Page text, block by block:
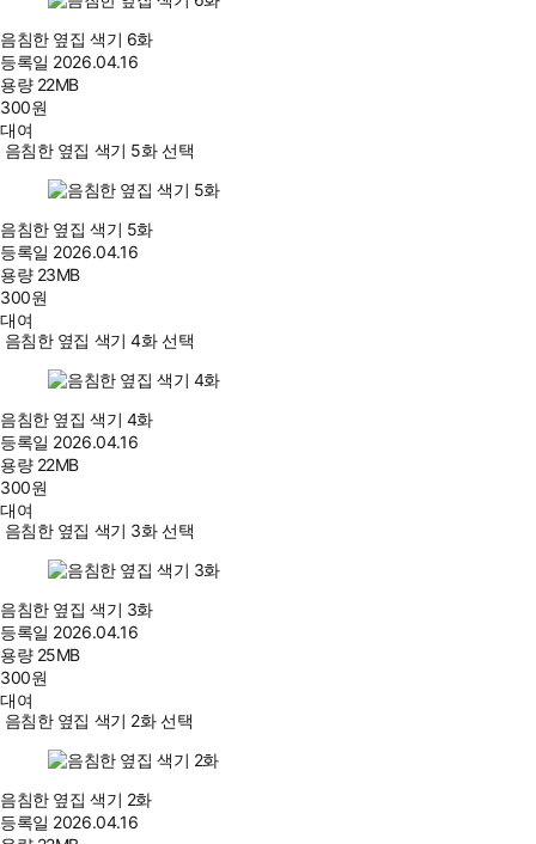
음침한 옆집 색기 6화
등록일 2026.04.16
용량 22MB
300원
대여
음침한 옆집 색기 5화 선택
음침한 옆집 색기 5화
등록일 2026.04.16
용량 23MB
300원
대여
음침한 옆집 색기 4화 선택
음침한 옆집 색기 4화
등록일 2026.04.16
용량 22MB
300원
대여
음침한 옆집 색기 3화 선택
음침한 옆집 색기 3화
등록일 2026.04.16
용량 25MB
300원
대여
음침한 옆집 색기 2화 선택
음침한 옆집 색기 2화
등록일 2026.04.16